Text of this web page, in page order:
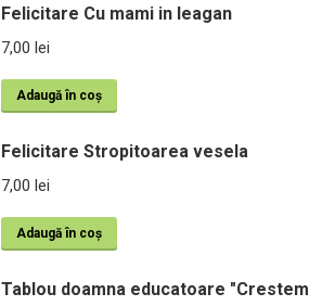
Felicitare Cu mami in leagan
7,00 lei
Adaugă în coș
Felicitare Stropitoarea vesela
7,00 lei
Adaugă în coș
Tablou doamna educatoare "Crestem